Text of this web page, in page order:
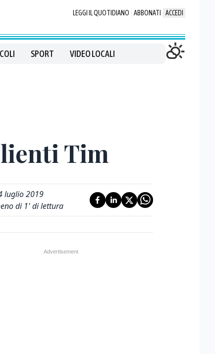
LEGGI IL QUOTIDIANO ABBONATI ACCEDI
SPORT VIDEO LOCALI
Tim
luglio 2019
di 1' di lettura